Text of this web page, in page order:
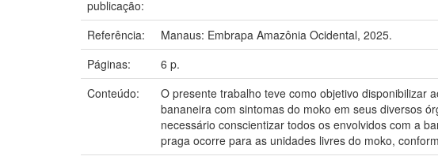
publicação:
Referência:
Manaus: Embrapa Amazônia Ocidental, 2025.
Páginas:
6 p.
Conteúdo:
O presente trabalho teve como objetivo disponibilizar
bananeira com sintomas do moko em seus diversos
necessário conscientizar todos os envolvidos com a
praga ocorre para as unidades livres do moko,